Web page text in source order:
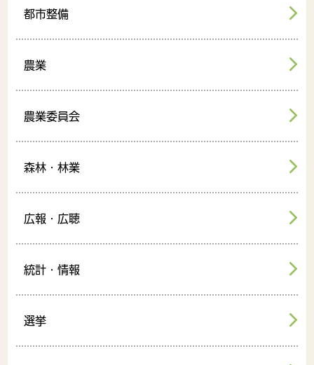
都市整備
農業
農業委員会
森林・林業
広報・広聴
統計・情報
選挙